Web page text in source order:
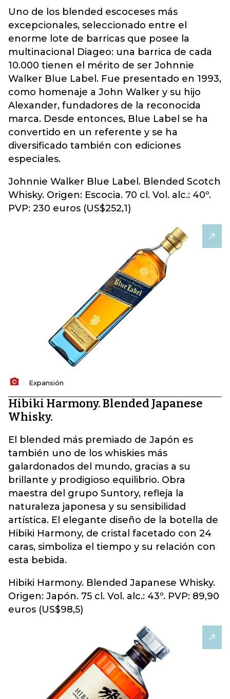
Uno de los blended escoceses más
excepcionales, seleccionado entre el
enorme lote de barricas que posee la
multinacional Diageo: una barrica de cada
10.000 tienen el mérito de ser Johnnie
Walker Blue Label. Fue presentado en 1993,
como homenaje a John Walker y su hijo
Alexander, fundadores de la reconocida
marca. Desde entonces, Blue Label se ha
convertido en un referente y se ha
diversificado también con ediciones
especiales.
Johnnie Walker Blue Label. Blended Scotch
Whisky. Origen: Escocia. 70 cl. Vol. alc.: 40º.
PVP: 230 euros (US$252,1)
Expansión
Hibiki Harmony. Blended Japanese
Whisky.
El blended más premiado de Japón es
también uno de los whiskies más
galardonados del mundo, gracias a su
brillante y prodigioso equilibrio. Obra
maestra del grupo Suntory, refleja la
naturaleza japonesa y su sensibilidad
artística. El elegante diseño de la botella de
Hibiki Harmony, de cristal facetado con 24
caras, simboliza el tiempo y su relación con
esta bebida.
Hibiki Harmony. Blended Japanese Whisky.
Origen: Japón. 75 cl. Vol. alc.: 43º. PVP: 89,90
euros (US$98,5)